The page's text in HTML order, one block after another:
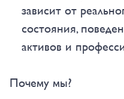
зависит от
состояния,
активов и
Почему мы?